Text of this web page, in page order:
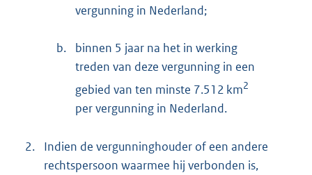
vergunning in Nederland;
b.
binnen 5 jaar na het in werking
treden van deze vergunning in een
gebied van ten minste 7.512 km2
per vergunning in Nederland.
2.
Indien de vergunninghouder of een andere
rechtspersoon waarmee hij verbonden is,